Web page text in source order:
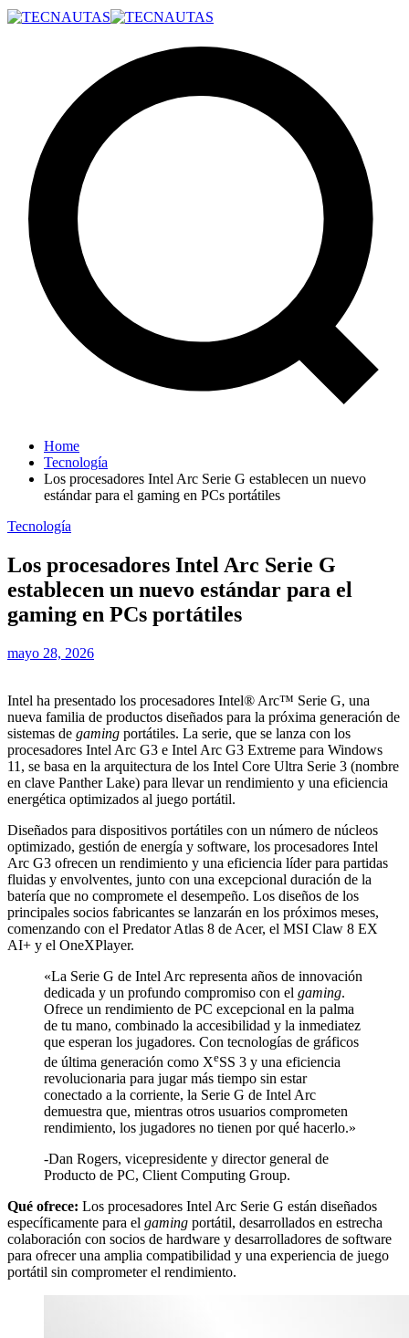
Home
Tecnología
Los procesadores Intel Arc Serie G establecen un nuevo
estándar para el gaming en PCs portátiles
Tecnología
Los procesadores Intel Arc Serie G
establecen un nuevo estándar para el
gaming en PCs portátiles
mayo 28, 2026
Intel ha presentado los procesadores Intel® Arc™ Serie G, una
nueva familia de productos diseñados para la próxima generación de
sistemas de gaming portátiles. La serie, que se lanza con los
procesadores Intel Arc G3 e Intel Arc G3 Extreme para Windows
11, se basa en la arquitectura de los Intel Core Ultra Serie 3 (nombre
en clave Panther Lake) para llevar un rendimiento y una eficiencia
energética optimizados al juego portátil.
Diseñados para dispositivos portátiles con un número de núcleos
optimizado, gestión de energía y software, los procesadores Intel
Arc G3 ofrecen un rendimiento y una eficiencia líder para partidas
fluidas y envolventes, junto con una excepcional duración de la
batería que no compromete el desempeño. Los diseños de los
principales socios fabricantes se lanzarán en los próximos meses,
comenzando con el Predator Atlas 8 de Acer, el MSI Claw 8 EX
AI+ y el OneXPlayer.
«La Serie G de Intel Arc representa años de innovación
dedicada y un profundo compromiso con el gaming.
Ofrece un rendimiento de PC excepcional en la palma
de tu mano, combinado la accesibilidad y la inmediatez
que esperan los jugadores. Con tecnologías de gráficos
de última generación como XeSS 3 y una eficiencia
revolucionaria para jugar más tiempo sin estar
conectado a la corriente, la Serie G de Intel Arc
demuestra que, mientras otros usuarios comprometen
rendimiento, los jugadores no tienen por qué hacerlo.»
-Dan Rogers, vicepresidente y director general de
Producto de PC, Client Computing Group.
Qué ofrece: Los procesadores Intel Arc Serie G están diseñados
específicamente para el gaming portátil, desarrollados en estrecha
colaboración con socios de hardware y desarrolladores de software
para ofrecer una amplia compatibilidad y una experiencia de juego
portátil sin comprometer el rendimiento.